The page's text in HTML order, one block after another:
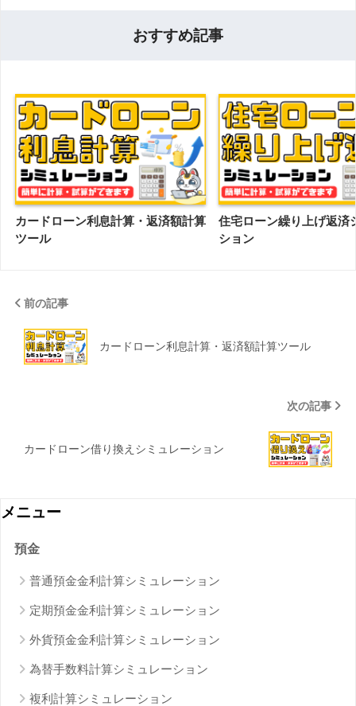
おすすめ記事
カードローン利息計算・返済額計算
ツール
住宅ローン繰り上げ返済
ション
前の記事
カードローン利息計算・返済額計算ツール
次の記事
カードローン借り換えシミュレーション
メニュー
預金
普通預金金利計算シミュレーション
定期預金金利計算シミュレーション
外貨預金金利計算シミュレーション
為替手数料計算シミュレーション
複利計算シミュレーション